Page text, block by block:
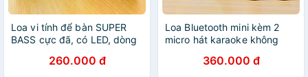
Loa vi tính để bàn SUPER
BASS cực đã, có LED, dòng
điện thoại MÀU ĐEN - Hàng
260.000 đ
Loa Bluetooth mini kèm 2
micro hát karaoke không
thanh chất lượng lọc âm khử
360.000 đ